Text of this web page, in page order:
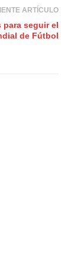
ARTÍCULO
para seguir el
de Fútbol